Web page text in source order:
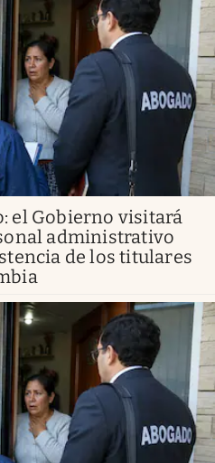
el Gobierno visitará
administrativo
de los titulares